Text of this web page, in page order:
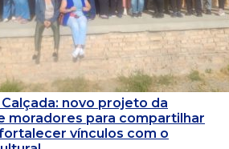
novo projeto da
moradores para compartilhar
vínculos com o